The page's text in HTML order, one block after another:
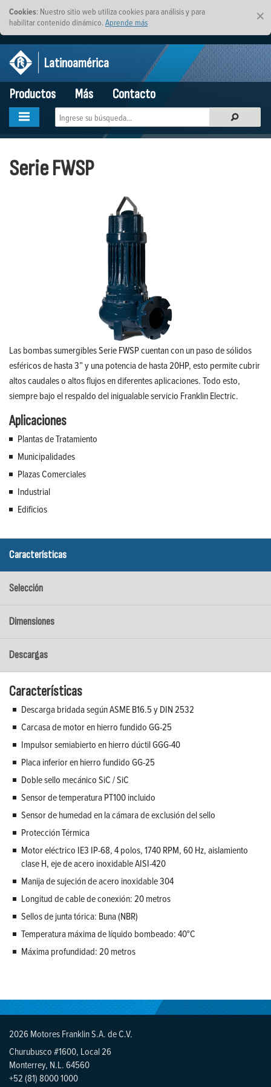
×
Cookies: Nuestro sitio web utiliza cookies para análisis y para
habilitar contenido dinámico. Aprende más
Latinoamérica
Productos
Más Contacto
Serie FWSP
Las bombas sumergibles Serie FWSP cuentan con un paso de sólidos
esféricos de hasta 3” y una potencia de hasta 20HP, esto permite cubrir
altos caudales o altos flujos en diferentes aplicaciones. Todo esto,
siempre bajo el respaldo del inigualable servicio Franklin Electric.
Aplicaciones
Plantas de Tratamiento
Municipalidades
Plazas Comerciales
Industrial
Edificios
Características
Selección
Dimensiones
Descargas
Características
Descarga bridada según ASME B16.5 y DIN 2532
Carcasa de motor en hierro fundido GG-25
Impulsor semiabierto en hierro dúctil GGG-40
Placa inferior en hierro fundido GG-25
Doble sello mecánico SiC / SiC
Sensor de temperatura PT100 incluido
Sensor de humedad en la cámara de exclusión del sello
Protección Térmica
Motor eléctrico IE3 IP-68, 4 polos, 1740 RPM, 60 Hz, aislamiento
clase H, eje de acero inoxidable AISI-420
Manija de sujeción de acero inoxidable 304
Longitud de cable de conexión: 20 metros
Sellos de junta tórica: Buna (NBR)
Temperatura máxima de líquido bombeado: 40°C
Máxima profundidad: 20 metros
2026 Motores Franklin S.A. de C.V.
Churubusco #1600, Local 26
Monterrey, N.L. 64560
+52 (81) 8000 1000